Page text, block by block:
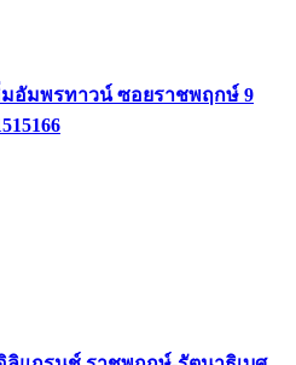
อัมพรทาวน์ ซอยราชพฤกษ์ 9